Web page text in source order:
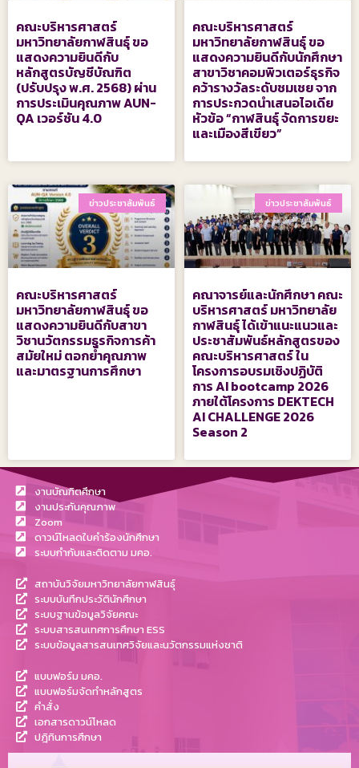
คณะบริหารศาสตร์
มหาวิทยาลัยกาฬสินธุ์ ขอ
แสดงความยินดีกับ
หลักสูตรบัญชีบัณฑิต
(ปรับปรุง พ.ศ. 2568) ผ่าน
การประเมินคุณภาพ AUN-
QA เวอร์ชัน 4.0
คณะบริหารศาสตร์
มหาวิทยาลัยกาฬสินธุ์ ขอ
แสดงความยินดีกับนักศึกษา
สาขาวิชาคอมพิวเตอร์ธุรกิจ
คว้ารางวัลระดับชมเชย จาก
การประกวดนำเสนอไอเดีย
หัวข้อ “กาฬสินธุ์ จัดการขยะ
และเมืองสีเขียว”
ข่าวประชาสัมพันธ์
คณะบริหารศาสตร์
มหาวิทยาลัยกาฬสินธุ์ ขอ
แสดงความยินดีกับสาขา
วิชานวัตกรรมธุรกิจการค้า
สมัยใหม่ ตอกย้ำคุณภาพ
และมาตรฐานการศึกษา
ข่าวประชาสัมพันธ์
คณาจารย์และนักศึกษา คณะ
บริหารศาสตร์ มหาวิทยาลัย
กาฬสินธุ์ ได้เข้าแนะแนวและ
ประชาสัมพันธ์หลักสูตรของ
คณะบริหารศาสตร์ ใน
โครงการอบรมเชิงปฏิบัติ
การ AI bootcamp 2026
ภายใต้โครงการ DEKTECH
AI CHALLENGE 2026
Season 2
งานบัณฑิตศึกษา
งานประกันคุณภาพ
Zoom
ดาวน์โหลดใบคำร้องนักศึกษา
ระบบกำกับและติดตาม มคอ.
สถาบันวิจัยมหาวิทยาลัยกาฬสินธุ์
ระบบบันทึกประวัตินักศึกษา
ระบบฐานข้อมูลวิจัยคณะ
ระบบสารสนเทศการศึกษา ESS
ระบบข้อมูลสารสนเทศวิจัยและนวัตกรรมแห่งชาติ
แบบฟอร์ม มคอ.
แบบฟอร์มจัดทำหลักสูตร
คำสั่ง
เอกสารดาวน์โหลด
ปฎิทินการศึกษา